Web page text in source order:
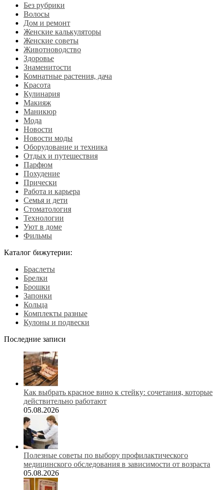
Без рубрики
Волосы
Дом и ремонт
Женские калькуляторы
Женские советы
Животноводство
Здоровье
Знаменитости
Комнатные растения, дача
Красота
Кулинария
Макияж
Маникюр
Мода
Новости
Новости моды
Оборудование и техника
Отдых и путешествия
Парфюм
Похудение
Прически
Работа и карьера
Семья и дети
Стоматология
Технологии
Уют в доме
Фильмы
Каталог бижутерии:
Браслеты
Брелки
Брошки
Запонки
Кольца
Комплекты разные
Кулоны и подвески
Последние записи
Как выбрать красное вино к стейку: сочетания, которые
действительно работают
05.08.2026
Полезные советы по выбору профилактического
медицинского обследования в зависимости от возраста
05.08.2026